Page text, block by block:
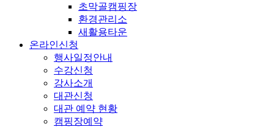
초막골캠핑장
환경관리소
새활용타운
온라인신청
행사일정안내
수강신청
강사소개
대관신청
대관 예약 현황
캠핑장예약